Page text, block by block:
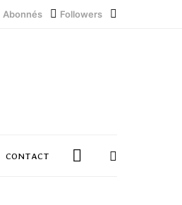
Abonnés Followers
CONTACT